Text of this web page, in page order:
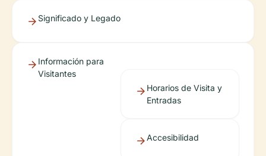
Significado y Legado
Información para
Visitantes
Horarios de Visita y
Entradas
Accesibilidad